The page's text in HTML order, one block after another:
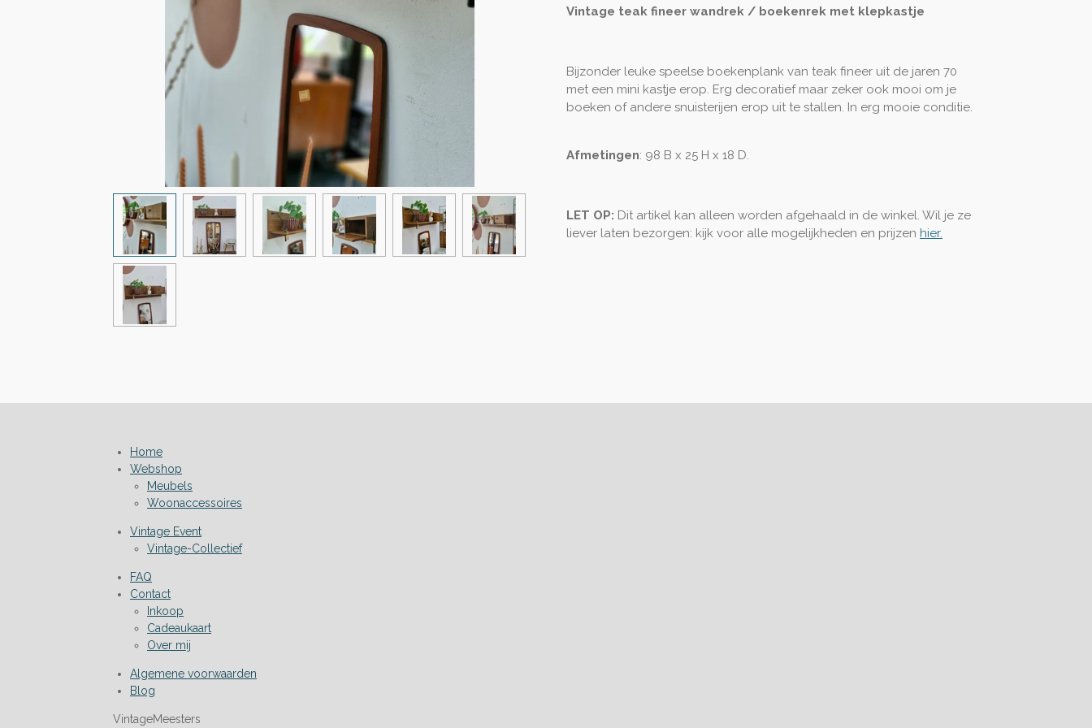
Vintage teak fineer wandrek / boekenrek met klepkastje
Bijzonder leuke speelse boekenplank van teak fineer uit de jaren 70
met een mini kastje erop. Erg decoratief maar zeker ook mooi om je
boeken of andere snuisterijen erop uit te stallen. In erg mooie conditie.
Afmetingen: 98 B x 25 H x 18 D.
LET OP: Dit artikel kan alleen worden afgehaald in de winkel. Wil je ze
liever laten bezorgen: kijk voor alle mogelijkheden en prijzen hier.
Home
Webshop
Meubels
Woonaccessoires
Vintage Event
Vintage-Collectief
FAQ
Contact
Inkoop
Cadeaukaart
Over mij
Algemene voorwaarden
Blog
VintageMeesters